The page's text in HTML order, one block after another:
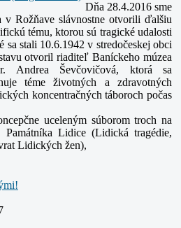
Dňa 28.4.2016 sme
Rožňave slávnostne otvorili ďalšiu
tému, ktorou sú tragické udalosti
sa stali 10.6.1942 v stredočeskej obci
otvoril riaditeľ Baníckeho múzea
Andrea Ševčovičová, ktorá sa
téme životných a zdravotných
koncentračných táboroch počas
uceleným súborom troch na
Památníka Lidice (Lidická tragédie,
Lidických žen),